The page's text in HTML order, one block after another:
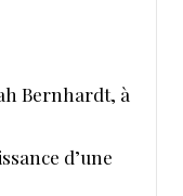
Bernhardt, à
d’une